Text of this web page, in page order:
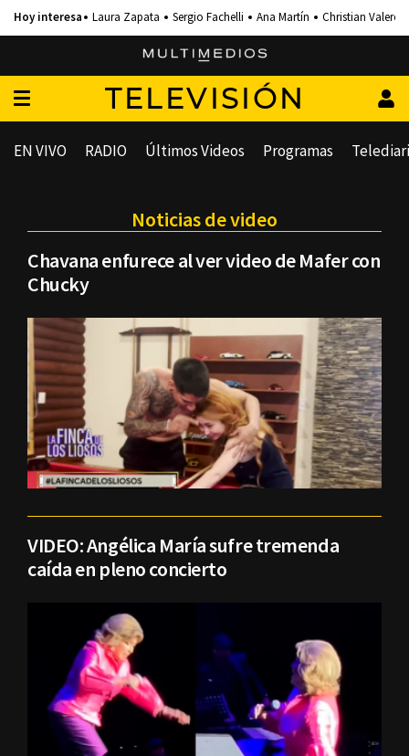
Laura Zapata Sergio Fachelli Ana Martín Christian Valero
TELEVISIÓN
EN VIVO RADIO Últimos Videos Programas
Noticias de video
Chavana enfurece al ver video de Mafer con
Chucky
VIDEO: Angélica María sufre tremenda
caída en pleno concierto